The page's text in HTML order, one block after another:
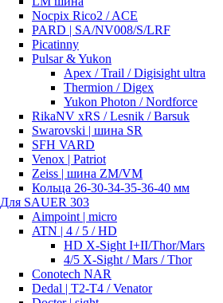
Nocpix Rico2 / ACE
PARD | SA/NV008/S/LRF
Picatinny
Pulsar & Yukon
Apex / Trail / Digisight ultra
Thermion / Digex
Yukon Photon / Nordforce
RikaNV xRS / Lesnik / Barsuk
Swarovski | шина SR
SFH VARD
Venox | Patriot
Zeiss | шина ZM/VM
Кольца 26-30-34-35-36-40 мм
Для SAUER 303
Aimpoint | micro
ATN | 4 / 5 / HD
HD X-Sight I+II/Thor/Mars
4/5 X-Sight / Mars / Thor
Conotech NAR
Dedal | T2-T4 / Venator